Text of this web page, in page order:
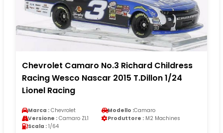
Chevrolet Camaro No.3 Richard Childress
Racing Wesco Nascar 2015 T.Dillon 1/24
Lionel Racing
Marca : Chevrolet Modello :Camaro
Versione : Camaro ZL1 Produttore : M2 Machines
Scala : 1/64